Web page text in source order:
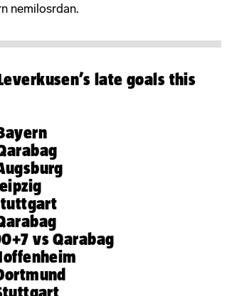
nemilosrdan.
late goals this
vs Qarabag